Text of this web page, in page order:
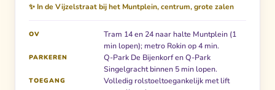
✨ In de Vijzelstraat bij het Muntplein, centrum, grote zalen
OV
Tram 14 en 24 naar halte Muntplein (1
min lopen); metro Rokin op 4 min.
PARKEREN
Q-Park De Bijenkorf en Q-Park
Singelgracht binnen 5 min lopen.
TOEGANG
Volledig rolstoeltoegankelijk met lift